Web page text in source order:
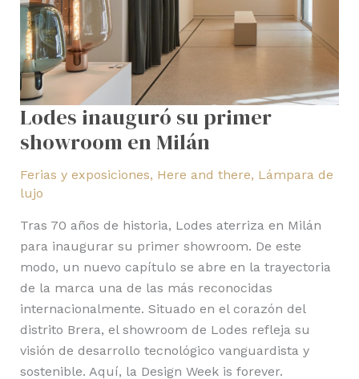
Lodes inauguró su primer
showroom en Milán
Ferias y exposiciones, Here and there, Lámpara de
lujo
Tras 70 años de historia, Lodes aterriza en Milán
para inaugurar su primer showroom. De este
modo, un nuevo capítulo se abre en la trayectoria
de la marca una de las más reconocidas
internacionalmente. Situado en el corazón del
distrito Brera, el showroom de Lodes refleja su
visión de desarrollo tecnológico vanguardista y
sostenible. Aquí, la Design Week is forever.